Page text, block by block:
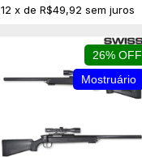
12 xdeR$49,92 sem juros
26% OFF
Mostruário